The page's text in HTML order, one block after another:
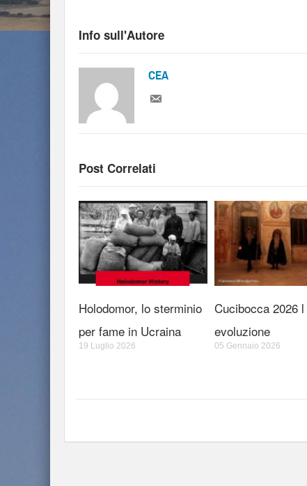
Info sull'Autore
CEA
Post Correlati
Holodomor, lo sterminio
per fame in Ucraina
19 Luglio 2026
Cucibocca 2026 l
evoluzione
05 Gennaio 2026